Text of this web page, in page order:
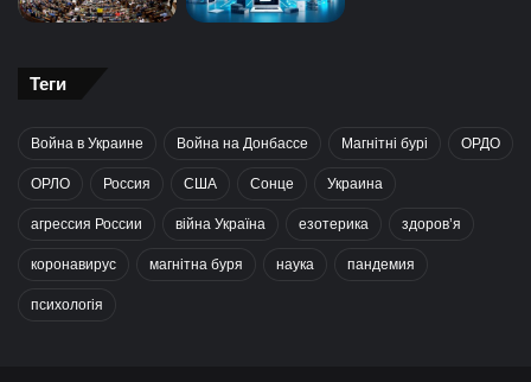
Теги
Война в Украине Война на Донбассе Магнітні бурі ОРДО
ОРЛО Россия США Сонце Украина
агрессия России війна Україна езотерика здоров’я
коронавирус магнітна буря наука пандемия
психологія